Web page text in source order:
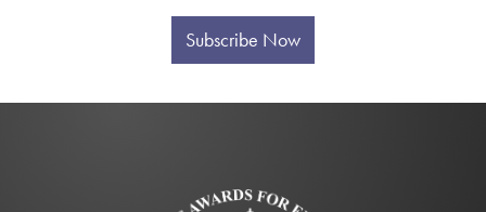
Subscribe Now